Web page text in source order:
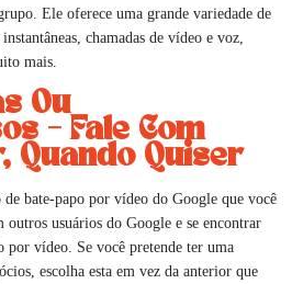
Ele oferece uma grande variedade de
chamadas de vídeo e voz,
mais.
Ou
– Fale Com
Quando Quiser
bate-papo por vídeo do Google que você
outros usuários do Google e se encontrar
por vídeo. Se você pretende ter uma
escolha esta em vez da anterior que